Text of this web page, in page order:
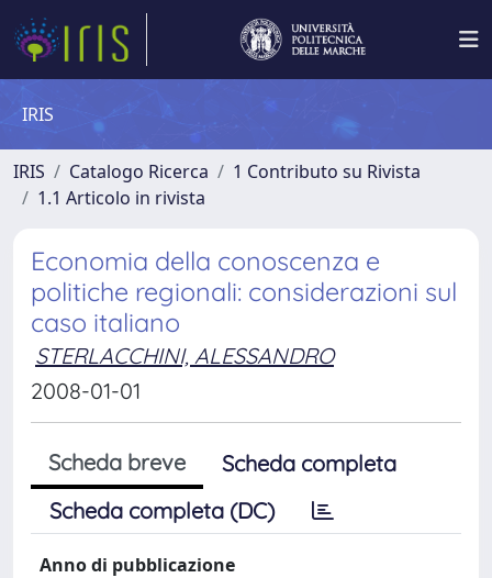
IRIS
IRIS Catalogo Ricerca
1 Contributo su Rivista
1.1 Articolo in rivista
Economia della conoscenza e
politiche regionali: considerazioni sul
caso italiano
STERLACCHINI, ALESSANDRO
2008-01-01
Scheda breve
Scheda completa
Scheda completa (DC)
Anno di pubblicazione